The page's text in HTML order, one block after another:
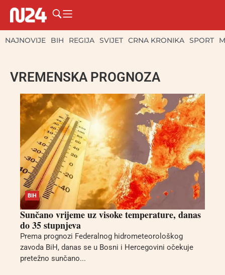
NAJNOVIJE BIH REGIJA SVIJET CRNA KRONIKA SPORT
VREMENSKA PROGNOZA
BIH
Sunčano vrijeme uz visoke temperature, danas
do 35 stupnjeva
Prema prognozi Federalnog hidrometeorološkog
zavoda BiH, danas se u Bosni i Hercegovini očekuje
pretežno sunčano...